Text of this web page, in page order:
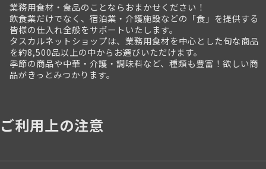
業務用食材・食品のことならおまかせください！
飲食業だけでなく、宿泊業・介護施設などの「食」を提供する
皆様の仕入れ全般をサポートいたします。
タスカルネットショップは、業務用食材を中心とした旬な商品
を約8,500品以上の中からお選びいただけます。
季節の商品や中華・介護・調味料など、種類も豊富！欲しい商
品がきっとみつかります。
ご利用上の注意